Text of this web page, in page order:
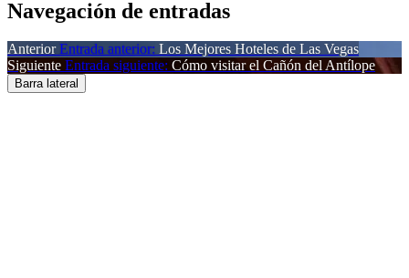
Navegación de entradas
Anterior Entrada anterior: Los Mejores Hoteles de Las Vegas
Siguiente Entrada siguiente: Cómo visitar el Cañón del Antílope
Barra lateral